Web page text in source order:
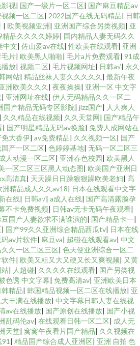
视| 国产一级片一区二区| 国产麻豆精品av
频一区二区| 2022国产在线无码精品| 日韩
| 欧美视频亚洲| 亚洲国产综合另类视频| 亚
精品久久久久婷婷| 国内精品人妻无码久久
中文| 佐山爱av在线|性欧美在线观看| 亚洲
片| 欧美黑人啪啪| 毛片a片免费观看| 91成
播放| 视频二区| 毛片视频网址| 日韩a√| 永久
网站| 精品丝袜人妻久久久久久 | 最新午夜
洲欧美久久久 | 夜夜操操| 亚洲一区 中文字
| 亚洲网址在线| 伊人无码精品久久一区二
国产精品无码专区影院| jizz国产| 人人爽人
| 久久精品在线视频| 久久天堂网| 国产精品午
| 国产明星精品无码av换脸| 免费人成网站在
大香伊| av免费精品| 久久视频一区| 国产
产一区二区| 色婷婷基地| 无码一区二区三
人动漫一区二区| 亚洲春色校园| 欧美黑人
一区二区三区黑人动态图| 欧美国产亚洲日
高清真| 天天躁日日躁狠狠躁欧美老妇| 髙
洲精品成人久久av18| 日本在线观看中文字
在线| 日韩a√| a成人在线| 国产高清露脸孕
不卡免费视频| 日韩av无卡无码午夜观看|
豆国产人妻欲求不满谁演的| 国产精品卡一|
| 国产99久久亚洲综合精品西瓜tv| 日本在线
av片软件| 麻豆va| 超碰在线观看av| 中文
久一区二区三区| 色天使亚洲综合一区二
软件| 欧美又粗又大又硬又长又爽视频| 又黄
站| 人超碰| 久久久久在线观看| 国产另类视
色诱 中文字幕| 免费高清av| 亚洲欧美日本
精品| 韩国精品视频一区二区在线播放| 亚
大丰满在线播放| 中文字幕日韩人妻在线视
av在线播放| 国产原创在线播放| 国产小视
乱码伦av| 在线观看日韩一区二区| 成人无
天堂| 窝窝午夜看片国产精品| 久久视频在
| 精品国产综合成人亚洲区| 亚洲 自拍 色